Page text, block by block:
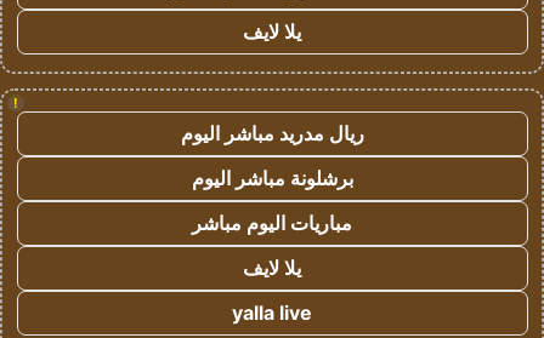
يلا لايف
!
ريال مدريد مباشر اليوم
برشلونة مباشر اليوم
مباريات اليوم مباشر
يلا لايف
yalla live